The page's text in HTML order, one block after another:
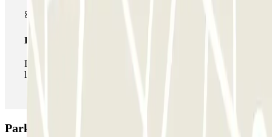
Pase ilimitado
Durante tu estancia podrás entrar y salir del parking todas
las veces que quieras.
Parking Q-Park Roissard: Opiniones